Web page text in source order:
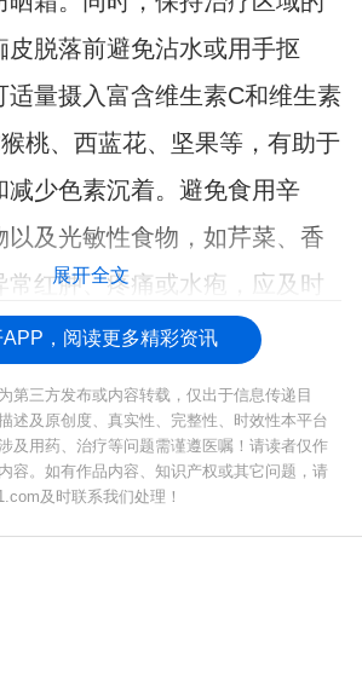
皮脱落前避免沾水或用手抠
适量摄入富含维生素C和维生素
桃、西蓝花、坚果等，有助于
减少色素沉着。避免食用辛
以及光敏性食物，如芹菜、香
常红肿、疼痛或水疱，应及时
展开全文
，阅读更多精彩资讯
第三方发布或内容转载，仅出于信息传递目
述及原创度、真实性、完整性、时效性本平台
及用药、治疗等问题需谨遵医嘱！请读者仅作
容。如有作品内容、知识产权或其它问题，请
及时联系我们处理！